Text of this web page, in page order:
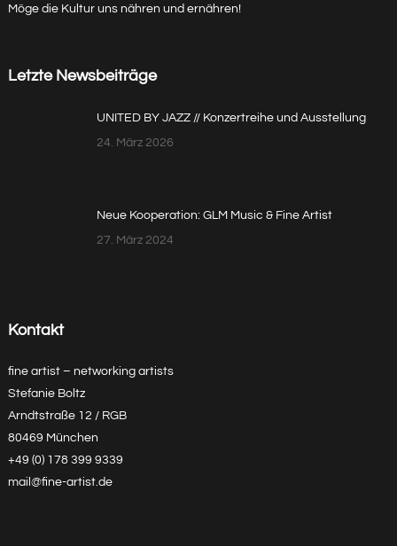
Möge die Kultur uns nähren und ernähren!
Letzte Newsbeiträge
UNITED BY JAZZ // Konzertreihe und Ausstellung
24. März 2026
Neue Kooperation: GLM Music & Fine Artist
27. März 2024
Kontakt
fine artist – networking artists
Stefanie Boltz
Arndtstraße 12 / RGB
80469 München
+49 (0) 178 399 9339
mail@fine-artist.de